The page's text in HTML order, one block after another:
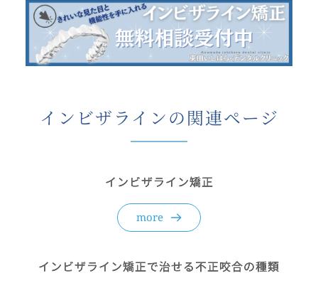
インビザラインの関連ページ
インビザライン矯正
more
インビザライン矯正で治せる不正咬合の種類